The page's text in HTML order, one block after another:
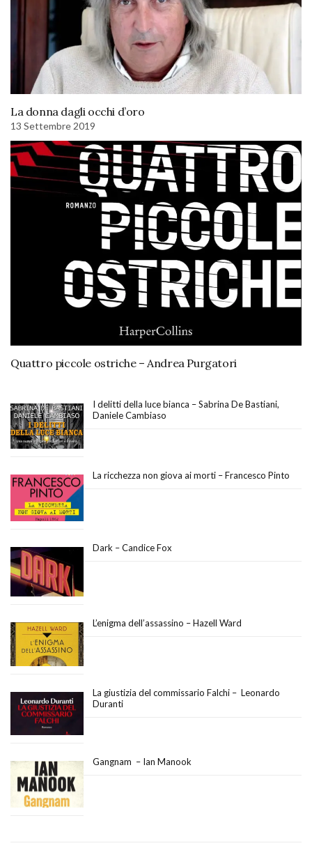
La donna dagli occhi d’oro
13 Settembre 2019
Quattro piccole ostriche – Andrea Purgatori
I delitti della luce bianca – Sabrina De Bastiani,
Daniele Cambiaso
La ricchezza non giova ai morti – Francesco Pinto
Dark – Candice Fox
L’enigma dell’assassino – Hazell Ward
La giustizia del commissario Falchi – Leonardo
Duranti
Gangnam – Ian Manook